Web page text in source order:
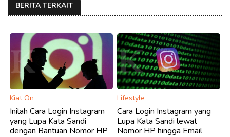
BERITA TERKAIT
Kiat On
Inilah Cara Login Instagram
yang Lupa Kata Sandi
dengan Bantuan Nomor HP
Lifestyle
Cara Login Instagram yang
Lupa Kata Sandi lewat
Nomor HP hingga Email